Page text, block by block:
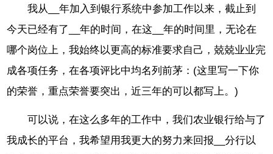
我从__年加入到银行系统中参加工作以来，截止到
今天已经有了__年的时间，在这__年的时间里，无论在
哪个岗位上，我始终以更高的标准要求自己，兢兢业业完
成各项任务，在各项评比中均名列前茅：(这里写一下你
的荣誉，重点荣誉要突出，近三年的可以都写上。)
可以说，在这么多年的工作中，我们农业银行给与了
我成长的平台，我希望用我更大的努力来回报__分行以